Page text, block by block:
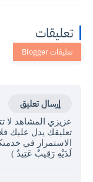
تعليقات
إرسال تعليق
عزيزي المشاهد لا
تعليقك يدل عليك
الاستمرار في
لَدَيْهِ رَقِيبٌ عَتِيدٌ )